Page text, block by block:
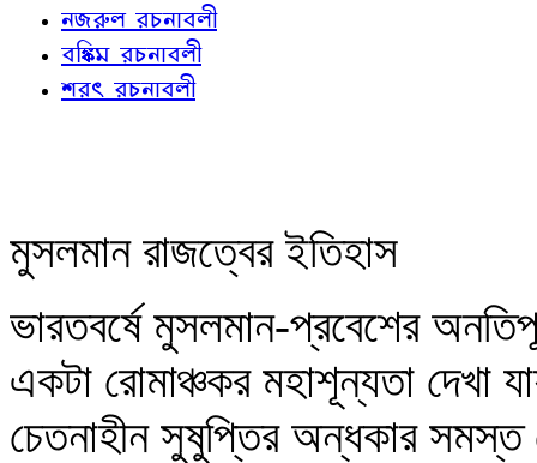
নজরুল রচনাবলী
বঙ্কিম রচনাবলী
শরৎ রচনাবলী
মুসলমান রাজত্বের ইতিহাস
ভারতবর্ষে মুসলমান-প্রবেশের
একটা রোমাঞ্চকর মহাশূন্যতা দেখা
চেতনাহীন সুষুপ্তির অন্ধকার